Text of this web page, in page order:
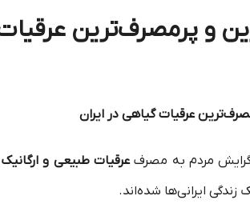
و پرمصرف‌ترین
عرقیات گیاهی در ایران
گرایش مردم به مصرفعرقیات طبیعی و ارگانیک
ایرانی‌ها شده‌اند.